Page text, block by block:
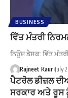
BUSINESS
ਵਿੱਤ ਮੰਤਰੀ
ਨਿਊਜ਼ ਡੈਸਕ: ਵਿੱਤ
Rajneet Kaur July
ਪੈਟਰੋਲ ਡੀਜ਼ਲ
ਸਰਕਾਰ ਅਤੇ ਰੂਸ